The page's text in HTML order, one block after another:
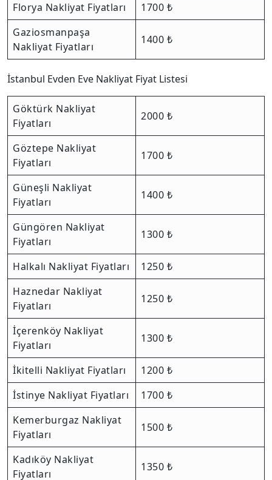
Florya Nakliyat Fiyatları
1700 ₺
Gaziosmanpaşa
Nakliyat Fiyatları
1400 ₺
İstanbul Evden Eve Nakliyat Fiyat Listesi
Göktürk Nakliyat
Fiyatları
2000 ₺
Göztepe Nakliyat
Fiyatları
1700 ₺
Güneşli Nakliyat
Fiyatları
1400 ₺
Güngören Nakliyat
Fiyatları
1300 ₺
Halkalı Nakliyat Fiyatları
1250 ₺
Haznedar Nakliyat
Fiyatları
1250 ₺
İçerenköy Nakliyat
Fiyatları
1300 ₺
İkitelli Nakliyat Fiyatları
1200 ₺
İstinye Nakliyat Fiyatları
1700 ₺
Kemerburgaz Nakliyat
Fiyatları
1500 ₺
Kadıköy Nakliyat
Fiyatları
1350 ₺